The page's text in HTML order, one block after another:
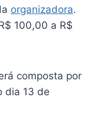
organizadora.
100,00 a R$
composta por
dia 13 de